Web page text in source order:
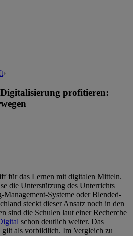
›
profitieren:
für das Lernen mit digitalen Mitteln.
die Unterstützung des Unterrichts
Systeme oder Blended-
steckt dieser Ansatz noch in den
sind die Schulen laut einer Recherche
schon deutlich weiter. Das
gilt als vorbildlich. Im Vergleich zu